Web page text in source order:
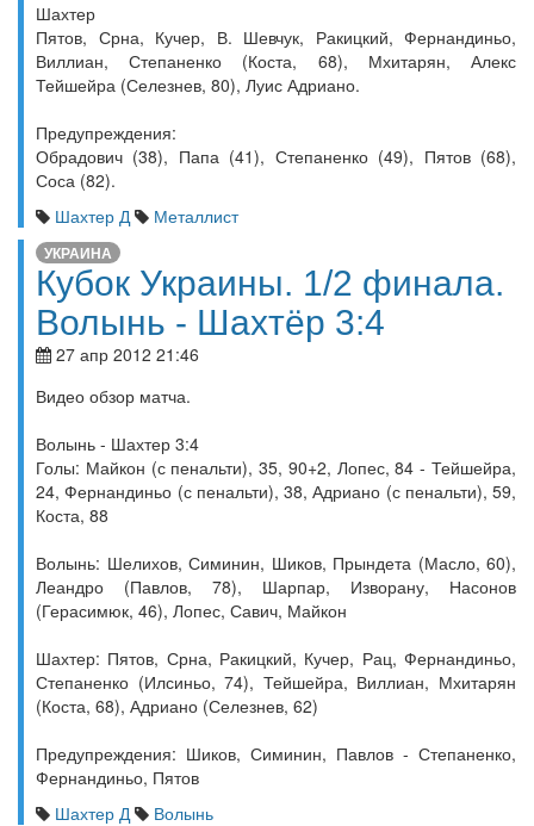
Шахтер
Пятов, Срна, Кучер, В. Шевчук, Ракицкий, Фернандиньо,
Виллиан, Степаненко (Коста, 68), Мхитарян, Алекс
Тейшейра (Селезнев, 80), Луис Адриано.
Предупреждения:
Обрадович (38), Папа (41), Степаненко (49), Пятов (68),
Соса (82).
Шахтер Д
Металлист
УКРАИНА
Кубок Украины. 1/2 финала.
Волынь - Шахтёр 3:4
27 апр 2012 21:46
Видео обзор матча.
Волынь - Шахтер 3:4
Голы: Майкон (с пенальти), 35, 90+2, Лопес, 84 - Тейшейра,
24, Фернандиньо (с пенальти), 38, Адриано (с пенальти), 59,
Коста, 88
Волынь: Шелихов, Симинин, Шиков, Прындета (Масло, 60),
Леандро (Павлов, 78), Шарпар, Изворану, Насонов
(Герасимюк, 46), Лопес, Савич, Майкон
Шахтер: Пятов, Срна, Ракицкий, Кучер, Рац, Фернандиньо,
Степаненко (Илсиньо, 74), Тейшейра, Виллиан, Мхитарян
(Коста, 68), Адриано (Селезнев, 62)
Предупреждения: Шиков, Симинин, Павлов - Степаненко,
Фернандиньо, Пятов
Шахтер Д
Волынь